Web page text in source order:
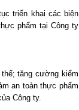
triển khai các biện
phẩm tại Công ty
tăng cường kiểm
an toàn thực phẩm
Công ty.